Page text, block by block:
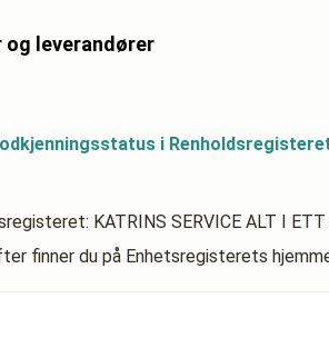
og leverandører
i Renholdsregisteret:
KATRINS SERVICE ALT I
finner du på Enhetsregisterets